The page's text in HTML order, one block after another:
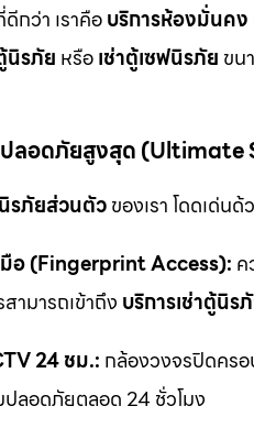
กว่า เราคือบริการห้องมั่นคง
นิรภัย หรือเช่าตู้เซฟนิรภัย ขน
ลอดภัยสูงสุด (Ultimate
รภัยส่วนตัวของเรา โดดเด่น
อ (Fingerprint Access):
ามารถเข้าถึง บริการเช่าตู้นิร
24 ชม.: กล้องวงจรปิดคร
ลอดภัยตลอด 24 ชั่วโมง